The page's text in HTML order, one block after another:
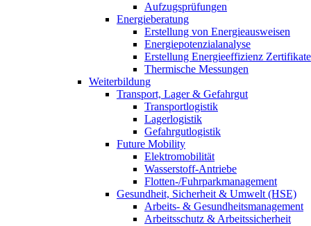
Aufzugsprüfungen
Energieberatung
Erstellung von Energieausweisen
Energiepotenzialanalyse
Erstellung Energieeffizienz Zertifikate
Thermische Messungen
Weiterbildung
Transport, Lager & Gefahrgut
Transportlogistik
Lagerlogistik
Gefahrgutlogistik
Future Mobility
Elektromobilität
Wasserstoff-Antriebe
Flotten-/Fuhrparkmanagement
Gesundheit, Sicherheit & Umwelt (HSE)
Arbeits- & Gesundheitsmanagement
Arbeitsschutz & Arbeitssicherheit